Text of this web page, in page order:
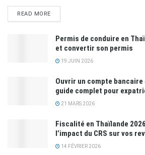
READ MORE
Permis de conduire en
et convertir son permis
19 JUIN 2026
Ouvrir un compte bancaire
guide complet pour
21 MARS 2026
Fiscalité en Thaïlande
l’impact du CRS sur vos
14 FÉVRIER 2026